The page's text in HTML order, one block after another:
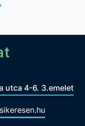
utca 4-6. 3.emelet